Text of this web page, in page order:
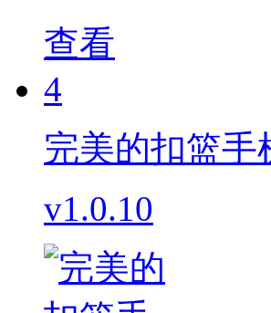
查看
4
完美的扣篮手
v1.0.10